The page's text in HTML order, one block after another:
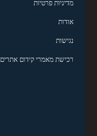
מדיניות פרטיות
אודות
נגישות
רכישת מאמרי קידום אתרים